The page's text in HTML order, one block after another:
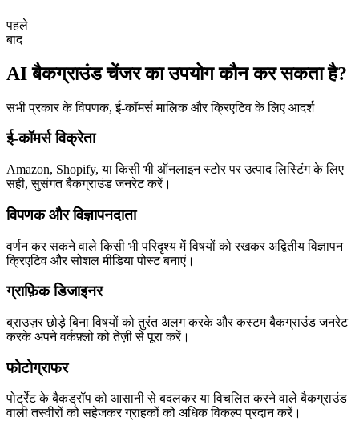
पहले
बाद
AI बैकग्राउंड चेंजर का उपयोग कौन कर सकता है?
सभी प्रकार के विपणक, ई-कॉमर्स मालिक और क्रिएटिव के लिए आदर्श
ई-कॉमर्स विक्रेता
Amazon, Shopify, या किसी भी ऑनलाइन स्टोर पर उत्पाद लिस्टिंग के लिए
सही, सुसंगत बैकग्राउंड जनरेट करें।
विपणक और विज्ञापनदाता
वर्णन कर सकने वाले किसी भी परिदृश्य में विषयों को रखकर अद्वितीय विज्ञापन
क्रिएटिव और सोशल मीडिया पोस्ट बनाएं।
ग्राफ़िक डिजाइनर
ब्राउज़र छोड़े बिना विषयों को तुरंत अलग करके और कस्टम बैकग्राउंड जनरेट
करके अपने वर्कफ़्लो को तेज़ी से पूरा करें।
फोटोग्राफर
पोर्ट्रेट के बैकड्रॉप को आसानी से बदलकर या विचलित करने वाले बैकग्राउंड
वाली तस्वीरों को सहेजकर ग्राहकों को अधिक विकल्प प्रदान करें।